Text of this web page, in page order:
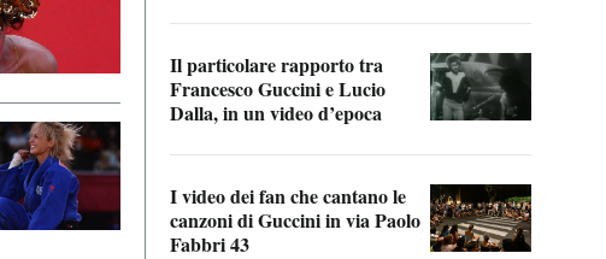
Il particolare rapporto tra
Francesco Guccini e Lucio
Dalla, in un video d’epoca
I video dei fan che cantano le
canzoni di Guccini in via Paolo
Fabbri 43